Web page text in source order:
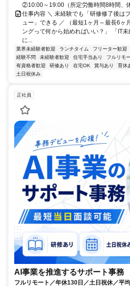
②10:00～19:00（所定労働時間8時間、
仕事内容 ＼ 未経験でも「研修修了後は
ュー」できる ／ （最短1ヶ月～最長6ヶ
ングって何から始めればいい？」 「IT
に...
業界未経験者歓迎 ランチタイム フリーター歓迎
経験不問
未経験者歓迎 住宅手当あり フルリモ
有資格者歓迎
研修あり 在宅OK 賞与あり 育休
土日祝休み
正社員
AI事業を推進するサポート事務
フルリモート／年休130日／土日祝休／平